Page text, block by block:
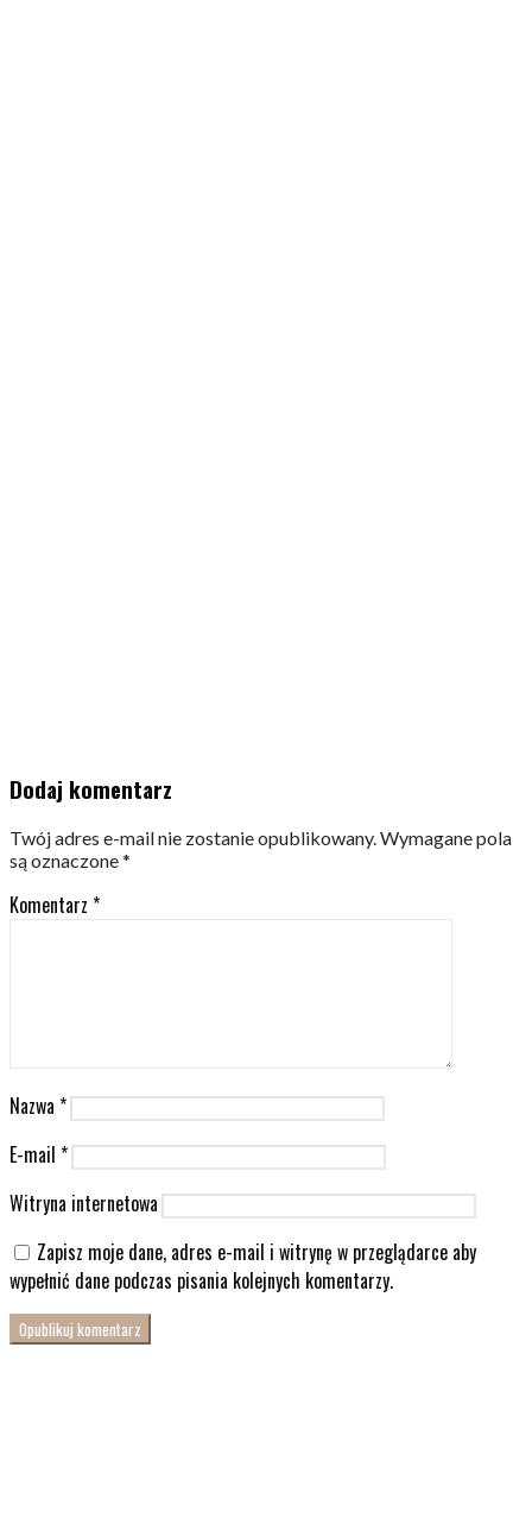
Dodaj komentarz
Twój adres e-mail nie zostanie opublikowany.Wymagane pola
są oznaczone*
Komentarz *
Nazwa *
E-mail *
Witryna internetowa
Zapisz moje dane, adres e-mail i witrynę w przeglądarce aby
wypełnić dane podczas pisania kolejnych komentarzy.